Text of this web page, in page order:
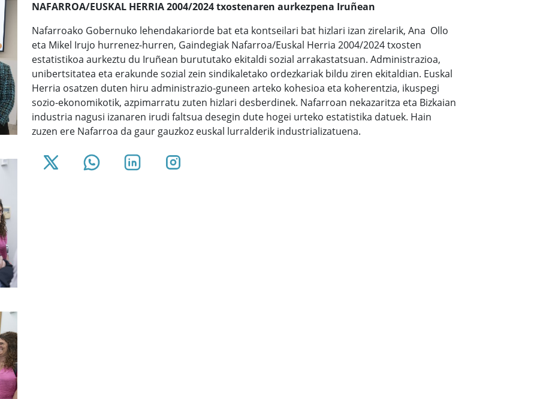
NAFARROA/EUSKAL HERRIA 2004/2024 txostenaren aurkezpena Iruñean
Nafarroako Gobernuko lehendakariorde bat eta kontseilari bat hizlari izan zirelarik, Ana Ollo
eta Mikel Irujo hurrenez-hurren, Gaindegiak Nafarroa/Euskal Herria 2004/2024 txosten
estatistikoa aurkeztu du Iruñean burututako ekitaldi sozial arrakastatsuan. Administrazioa,
unibertsitatea eta erakunde sozial zein sindikaletako ordezkariak bildu ziren ekitaldian. Euskal
Herria osatzen duten hiru administrazio-guneen arteko kohesioa eta koherentzia, ikuspegi
sozio-ekonomikotik, azpimarratu zuten hizlari desberdinek. Nafarroan nekazaritza eta Bizkaian
industria nagusi izanaren irudi faltsua desegin dute hogei urteko estatistika datuek. Hain
zuzen ere Nafarroa da gaur gauzkoz euskal lurralderik industrializatuena.